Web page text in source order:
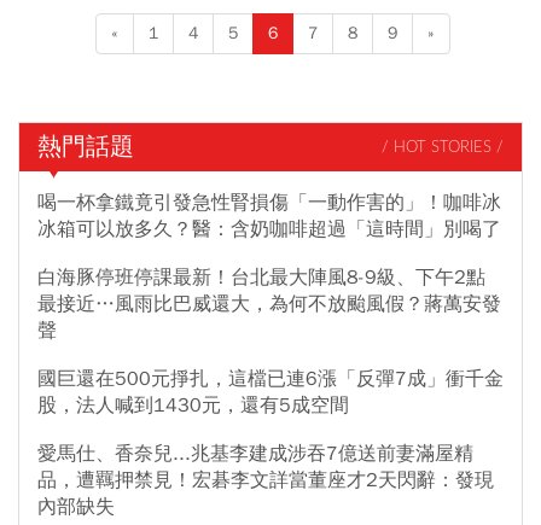
« 1 4 5 6 7 8 9 »
熱門話題 / HOT STORIES /
喝一杯拿鐵竟引發急性腎損傷「一動作害的」！咖啡冰
冰箱可以放多久？醫：含奶咖啡超過「這時間」別喝了
白海豚停班停課最新！台北最大陣風8-9級、下午2點
最接近…風雨比巴威還大，為何不放颱風假？蔣萬安發
聲
國巨還在500元掙扎，這檔已連6漲「反彈7成」衝千金
股，法人喊到1430元，還有5成空間
愛馬仕、香奈兒...兆基李建成涉吞7億送前妻滿屋精
品，遭羈押禁見！宏碁李文詳當董座才2天閃辭：發現
內部缺失